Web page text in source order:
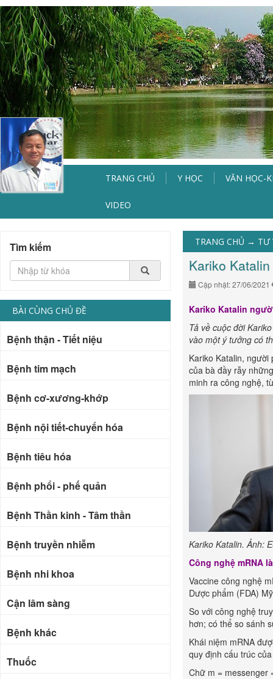
TRANG CHỦ Y HỌC VĂN HỌC-
VIDEO
TRANG CHỦ → TƯ
Kariko
Cập nhật: 27/06/2021
Kariko Katalin
Tả về cuộc đời
vào một ý tưởng có
Kariko Katalin,
của bà đầy rẫy
minh ra công nghệ,
Kariko Katalin. Ảnh:
Công nghệ mRNA
Vaccine công nghệ
Dược phẩm (FDA)
So với công nghệ
hơn; có thể so sánh
Khái niệm mRNA
quy định cấu trúc
Chữ m = messenger
Tìm kiếm
BÀI CÙNG CHỦ ĐỀ
Bệnh thận - Tiết niệu
Bệnh tim mạch
Bệnh cơ-xương-khớp
Bệnh nội tiết-chuyển hóa
Bệnh tiêu hóa
Bệnh phổi - phế quản
Bệnh Thần kinh - Tâm thần
Bệnh truyền nhiễm
Bệnh nhi khoa
Cận lâm sàng
Bệnh khác
Thuốc